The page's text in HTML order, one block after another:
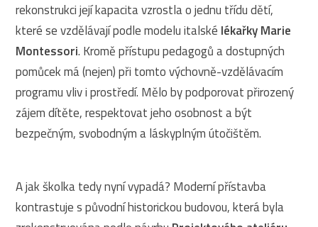
rekonstrukci její kapacita vzrostla o jednu třídu dětí,
které se vzdělávají podle modelu italské lékařky Marie
Montessori. Kromě přístupu pedagogů a dostupných
pomůcek má (nejen) při tomto výchovně-vzdělávacím
programu vliv i prostředí. Mělo by podporovat přirozený
zájem dítěte, respektovat jeho osobnost a být
bezpečným, svobodným a láskyplným útočištěm.
A jak školka tedy nyní vypadá? Moderní přístavba
kontrastuje s původní historickou budovou, která byla